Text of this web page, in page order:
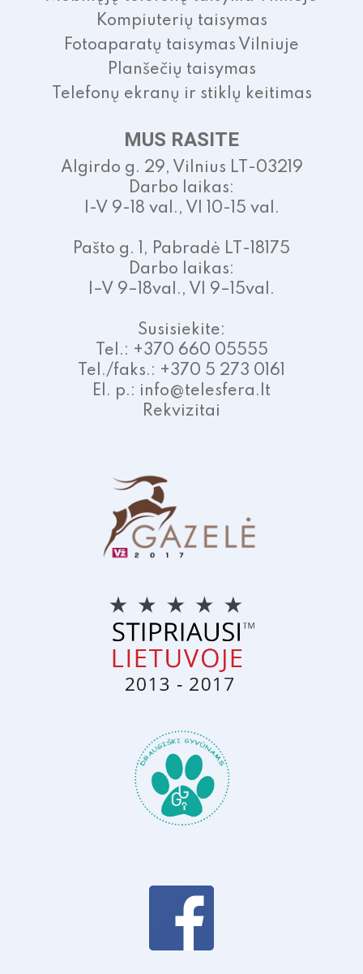
Kompiuterių taisymas
Fotoaparatų taisymas Vilniuje
Planšečių taisymas
Telefonų ekranų ir stiklų keitimas
MUS RASITE
Algirdo g. 29, Vilnius LT-03219
Darbo laikas:
I-V 9-18 val., VI 10-15 val.
Pašto g. 1, Pabradė LT-18175
Darbo laikas:
I–V 9–18val., VI 9–15val.
Susisiekite:
Tel.: +370 660 05555
Tel./faks.: +370 5 273 0161
El. p.: info@telesfera.lt
Rekvizitai